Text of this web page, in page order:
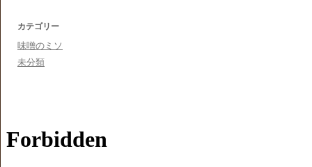
カテゴリー
味噌のミソ
未分類